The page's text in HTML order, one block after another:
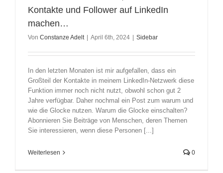
Kontakte und Follower auf LinkedIn
machen…
Von Constanze Adelt | April 6th, 2024 | Sidebar
In den letzten Monaten ist mir aufgefallen, dass ein
Großteil der Kontakte in meinem LinkedIn-Netzwerk diese
Funktion immer noch nicht nutzt, obwohl schon gut 2
Jahre verfügbar. Daher nochmal ein Post zum warum und
wie die Glocke nutzen. Warum die Glocke einschalten?
Abonnieren Sie Beiträge von Menschen, deren Themen
Sie interessieren, wenn diese Personen [...]
Weiterlesen 0